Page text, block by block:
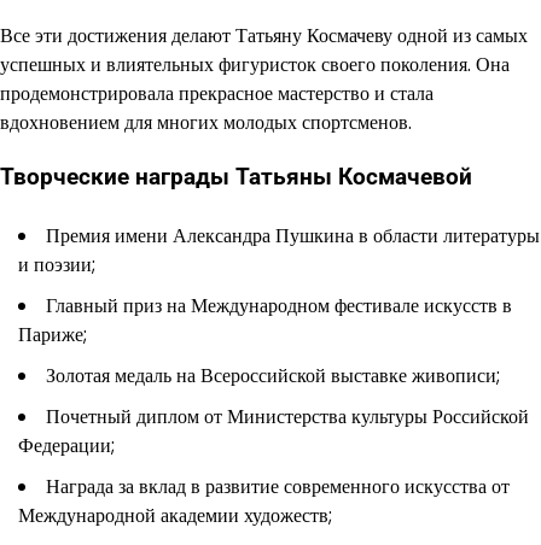
Все эти достижения делают Татьяну Космачеву одной из самых
успешных и влиятельных фигуристок своего поколения. Она
продемонстрировала прекрасное мастерство и стала
вдохновением для многих молодых спортсменов.
Творческие награды Татьяны Космачевой
Премия имени Александра Пушкина в области литературы
и поэзии;
Главный приз на Международном фестивале искусств в
Париже;
Золотая медаль на Всероссийской выставке живописи;
Почетный диплом от Министерства культуры Российской
Федерации;
Награда за вклад в развитие современного искусства от
Международной академии художеств;